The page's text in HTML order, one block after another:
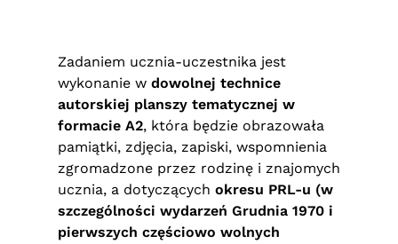
Zadaniem ucznia-uczestnika jest
wykonanie w dowolnej technice
autorskiej planszy tematycznej w
formacie A2, która będzie obrazowała
pamiątki, zdjęcia, zapiski, wspomnienia
zgromadzone przez rodzinę i znajomych
ucznia, a dotyczących okresu PRL-u (w
szczególności wydarzeń Grudnia 1970 i
pierwszych częściowo wolnych